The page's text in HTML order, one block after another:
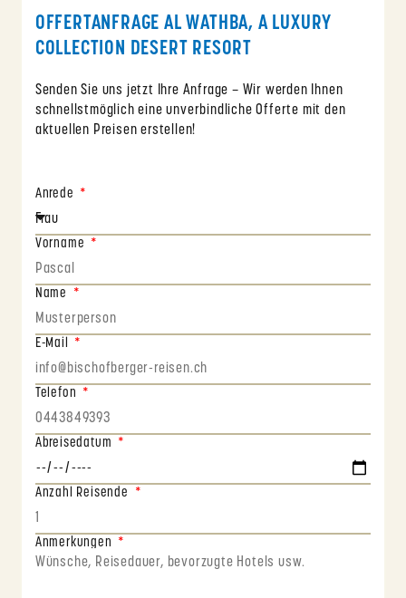
OFFERTANFRAGE AL WATHBA, A LUXURY
COLLECTION DESERT RESORT
Senden Sie uns jetzt Ihre Anfrage – Wir werden Ihnen
schnellstmöglich eine unverbindliche Offerte mit den
aktuellen Preisen erstellen!
Anrede
Vorname
Name
E-Mail
Telefon
Abreisedatum
Anzahl Reisende
Anmerkungen